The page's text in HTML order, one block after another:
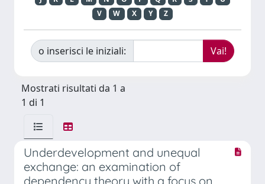
V
W X Y Z
o inserisci le iniziali:
Mostrati risultati da 1 a
1 di 1
Underdevelopment and unequal
exchange: an examination of
dependency theory with a focus on